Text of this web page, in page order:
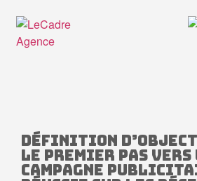
Définition
le premier pas vers
campagne